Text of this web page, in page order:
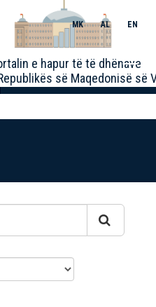
e hapur të të dhënave
së Maqedonisë së
MK AL EN
Toggle